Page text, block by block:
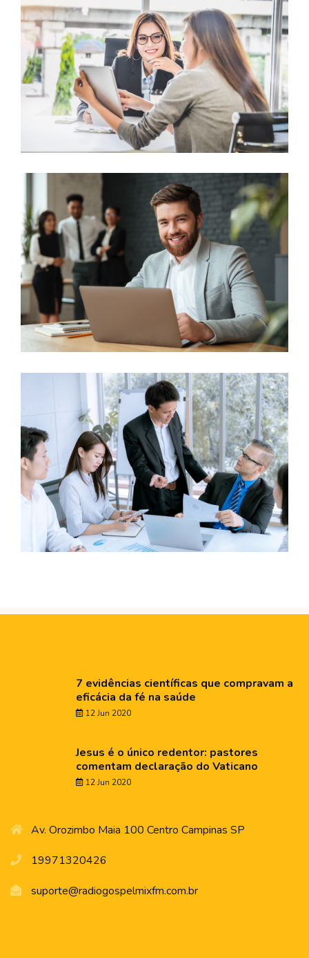
7 evidências científicas que compravam a
eficácia da fé na saúde
12 Jun 2020
Jesus é o único redentor: pastores
comentam declaração do Vaticano
12 Jun 2020
Av. Orozimbo Maia 100 Centro Campinas SP
19971320426
suporte@radiogospelmixfm.com.br